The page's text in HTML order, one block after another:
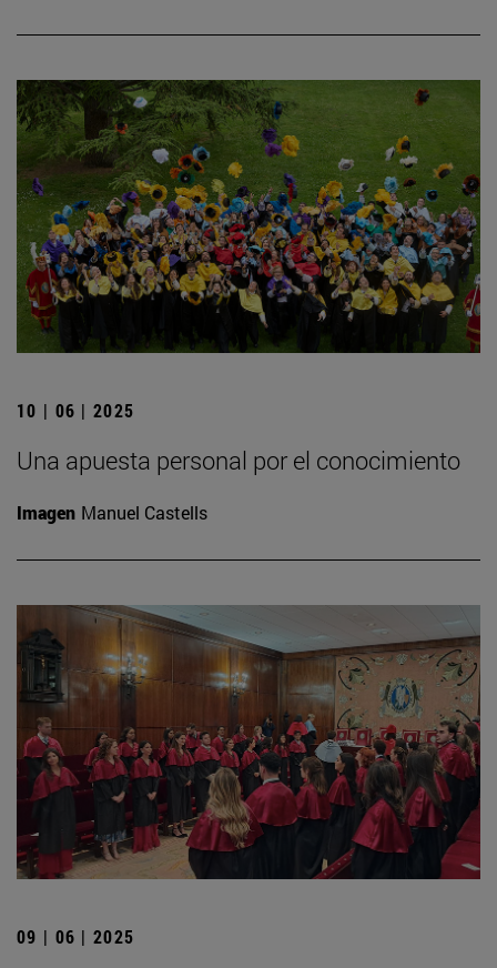
10 | 06 | 2025
Una apuesta personal por el conocimiento
Imagen Manuel Castells
09 | 06 | 2025